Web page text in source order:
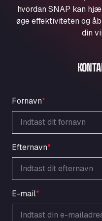
Aqua Ariva GmbH
Marie-Curie-Straße
Aral Autohof
Oppelner Str. 1, 31167
Nellinger Str. 24,
ARAL Autohof
Schellweilerstraße 1,
ARAL Tankstelle
GmbH
Ardleigh South
Area 47 Hermanos
Autovia A4 km 47,
hvordan SNAP kan
øge effektiviteten og
din
Fornavn*
Efternavn*
E-mail*